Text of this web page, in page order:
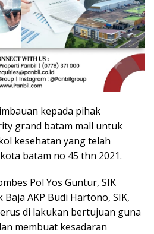
kepada pihak
grand batam mall untuk
kesehatan yang telah
batam no 45 thn 2021.
Pol Yos Guntur, SIK
AKP Budi Hartono, SIK,
di lakukan bertujuan guna
membuat kesadaran